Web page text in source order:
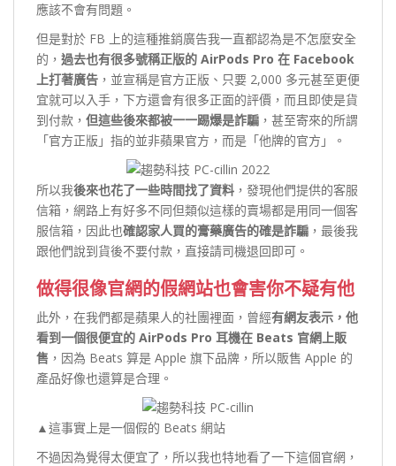
應該不會有問題。
但是對於 FB 上的這種推銷廣告我一直都認為是不怎麼安全
的， 過去也有很多號稱正版的 AirPods Pro 在 Facebook
上打著廣告 ，並宣稱是官方正版、只要 2,000 多元甚至更便
宜就可以入手，下方還會有很多正面的評價，而且即使是貨
到付款， 但這些後來都被一一踢爆是詐騙 ，甚至寄來的所謂
「官方正版」指的並非蘋果官方，而是「他牌的官方」。
所以我後來也花了一些時間找了資料 ，發現他們提供的客服
信箱，網路上有好多不同但類似這樣的賣場都是用同一個客
服信箱，因此也確認家人買的膏藥廣告的確是詐騙 ，最後我
跟他們說到貨後不要付款，直接請司機退回即可。
做得很像官網的假網站也會害你不疑有他
此外，在我們都是蘋果人的社團裡面，曾經有網友表示，他
看到一個很便宜的 AirPods Pro 耳機在 Beats 官網上販
售 ，因為 Beats 算是 Apple 旗下品牌，所以販售 Apple 的
產品好像也還算是合理。
▲這事實上是一個假的 Beats 網站
不過因為覺得太便宜了，所以我也特地看了一下這個官網，